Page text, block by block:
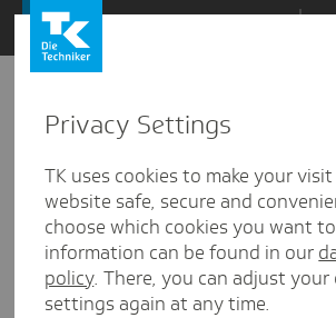
Zum
Inhalt
springen
den
Privacy Settings
TK uses cookies to make your
website safe, secure and
choose which cookies you want
information can be found in our
policy. There, you can adjust your
settings again at any time.